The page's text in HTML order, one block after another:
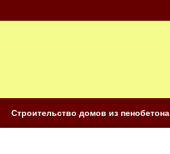
Строительство домов из пенобетона